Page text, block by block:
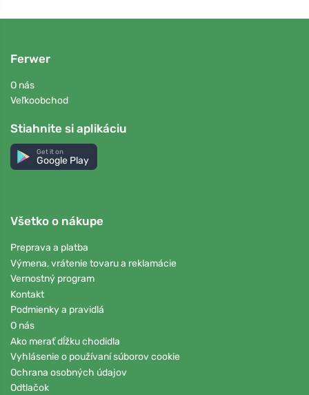
Ferwer
O nás
Veľkoobchod
Stiahnite si aplikáciu
Get it on
Google Play
Všetko o nákupe
Preprava a platba
Výmena, vrátenie tovaru a reklamácie
Vernostný program
Kontakt
Podmienky a pravidlá
O nás
Ako merať dĺžku chodidla
Vyhlásenie o používaní súborov cookie
Ochrana osobných údajov
Odtlačok